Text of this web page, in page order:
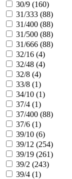
30/9 (160)
31/333 (88)
31/400 (88)
31/500 (88)
31/666 (88)
32/16 (4)
32/48 (4)
32/8 (4)
33/8 (1)
34/10 (1)
37/4 (1)
37/400 (88)
37/6 (1)
39/10 (6)
39/12 (254)
39/19 (261)
39/2 (243)
39/4 (1)